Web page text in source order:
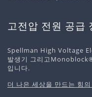
고전압 전원 공급
Spellman High Voltage
발생기 그리고
입니다.
더 나은 세상을 만드는 힘